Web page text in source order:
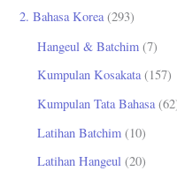
2. Bahasa Korea (293)
Hangeul & Batchim (7)
Kumpulan Kosakata(157)
Kumpulan Tata Bahasa
Latihan Batchim (10)
Latihan Hangeul (20)